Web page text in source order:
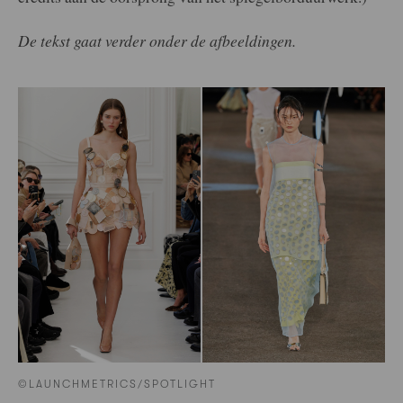
De tekst gaat verder onder de afbeeldingen.
©LAUNCHMETRICS/SPOTLIGHT